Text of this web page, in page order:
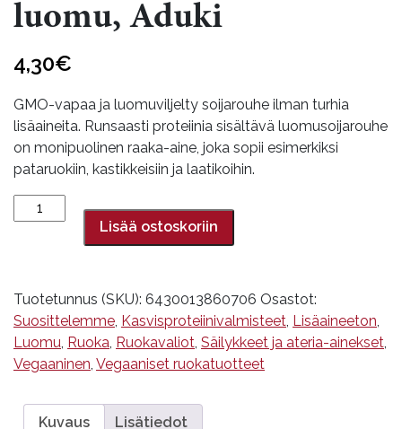
luomu, Aduki
4,30€
GMO-vapaa ja luomuviljelty soijarouhe ilman turhia
lisäaineita. Runsaasti proteiinia sisältävä luomusoijarouhe
on monipuolinen raaka-aine, joka sopii esimerkiksi
pataruokiin, kastikkeisiin ja laatikoihin.
Soijarouhe,
200
Aduki
määrä
Lisää ostoskoriin
Tuotetunnus (SKU): 6430013860706 Osastot:
Suosittelemme Kasvisproteiinivalmisteet Lisäaineeton
Luomu Ruoka Ruokavaliot Säilykkeet ja ateria-ainekset
Vegaaninen Vegaaniset ruokatuotteet
Kuvaus Lisätiedot